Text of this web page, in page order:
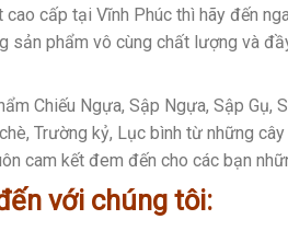
cấp tại Vĩnh Phúc thì hãy đến
phẩm vô cùng chất lượng và
Chiếu Ngựa, Sập Ngựa, Sập Gụ,
Trường kỷ, Lục bình từ những
cam kết đem đến cho các bạn
với chúng tôi: